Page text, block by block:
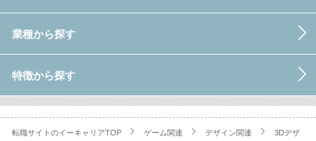
業種から探す
特徴から探す
転職サイトのイーキャリアTOP ゲーム関連 デザイン関連
3Dデザ